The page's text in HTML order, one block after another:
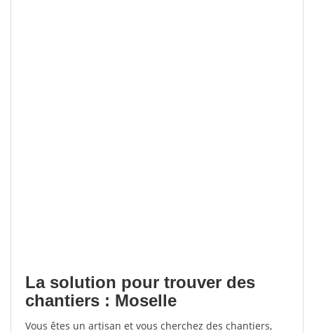
La solution pour trouver des
chantiers : Moselle
Vous êtes un artisan et vous cherchez des chantiers,